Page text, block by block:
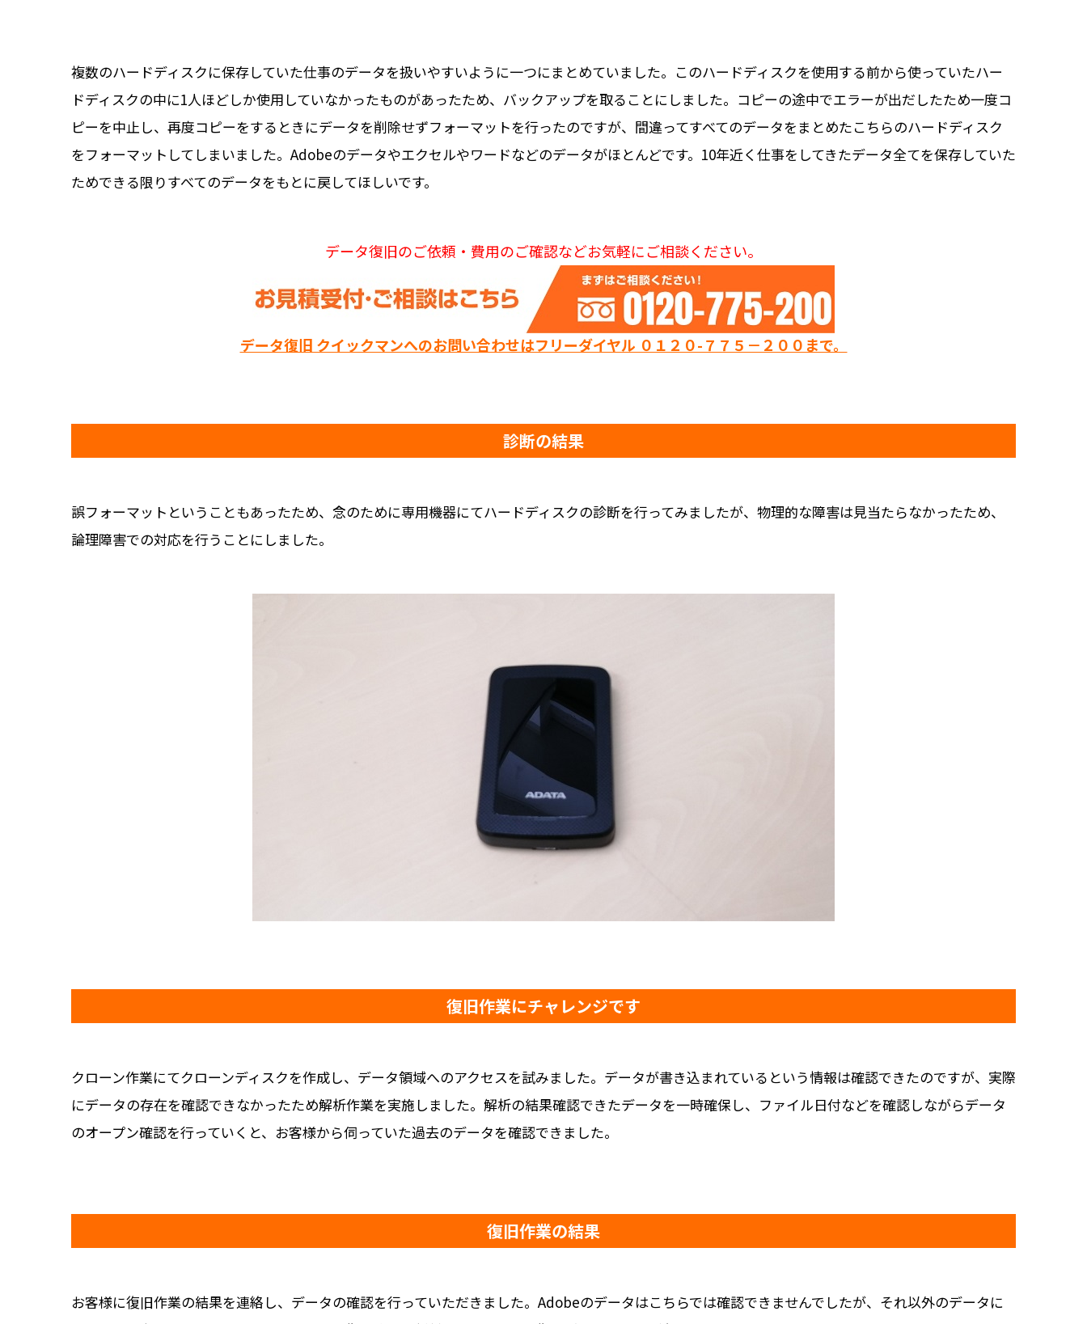
複数のハードディスクに保存していた仕事のデータを扱いやすいように一つにまとめていました。このハードディスクを使用する前から使っていたハー
ドディスクの中に1人ほどしか使用していなかったものがあったため、バックアップを取ることにしました。コピーの途中でエラーが出だしたため一度コ
ピーを中止し、再度コピーをするときにデータを削除せずフォーマットを行ったのですが、間違ってすべてのデータをまとめたこちらのハードディスク
をフォーマットしてしまいました。Adobeのデータやエクセルやワードなどのデータがほとんどです。10年近く仕事をしてきたデータ全てを保存していた
ためできる限りすべてのデータをもとに戻してほしいです。
データ復旧のご依頼・費用のご確認などお気軽にご相談ください。
データ復旧 クイックマンへのお問い合わせはフリーダイヤル ０１２０-７７５－２００まで。
診断の結果
誤フォーマットということもあったため、念のために専用機器にてハードディスクの診断を行ってみましたが、物理的な障害は見当たらなかったため、
論理障害での対応を行うことにしました。
復旧作業にチャレンジです
クローン作業にてクローンディスクを作成し、データ領域へのアクセスを試みました。データが書き込まれているという情報は確認できたのですが、実際
にデータの存在を確認できなかったため解析作業を実施しました。解析の結果確認できたデータを一時確保し、ファイル日付などを確認しながらデータ
のオープン確認を行っていくと、お客様から伺っていた過去のデータを確認できました。
復旧作業の結果
お客様に復旧作業の結果を連絡し、データの確認を行っていただきました。Adobeのデータはこちらでは確認できませんでしたが、それ以外のデータに